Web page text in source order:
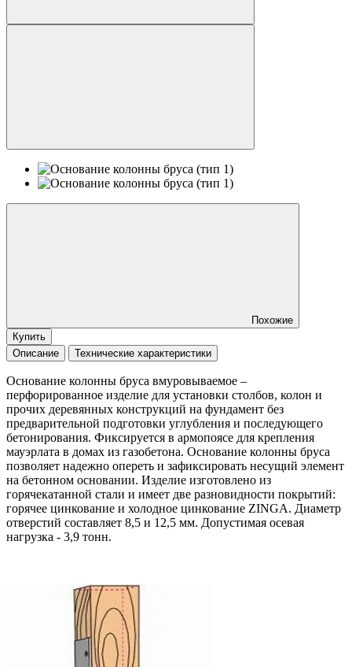
Похожие
Купить
Описание
Технические характеристики
Основание колонны бруса вмуровываемое –
перфорированное изделие для установки столбов, колон и
прочих деревянных конструкций на фундамент без
предварительной подготовки углубления и последующего
бетонирования. Фиксируется в армопоясе для крепления
мауэрлата в домах из газобетона. Основание колонны бруса
позволяет надежно опереть и зафиксировать несущий элемент
на бетонном основании. Изделие изготовлено из
горячекатанной стали и имеет две разновидности покрытий:
горячее цинкование и холодное цинкование ZINGA. Диаметр
отверстий составляет 8,5 и 12,5 мм. Допустимая осевая
нагрузка - 3,9 тонн.